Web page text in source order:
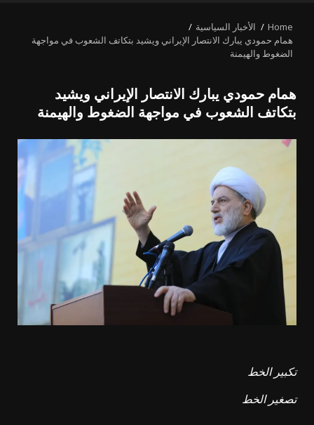
Home
الأخبار السياسية
همام حمودي يبارك الانتصار الإيراني ويشيد بتكاتف الشعوب في مواجهة
الضغوط والهيمنة
همام حمودي يبارك الانتصار الإيراني ويشيد
بتكاتف الشعوب في مواجهة الضغوط والهيمنة
تكبير الخط
تصغير الخط